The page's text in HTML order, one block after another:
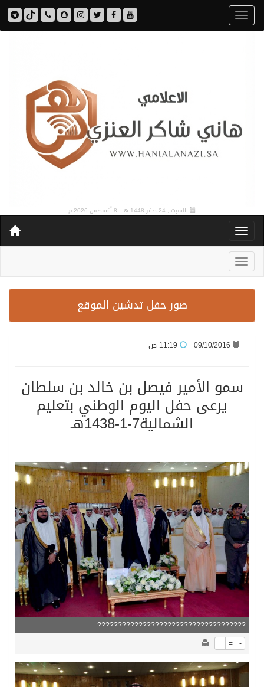
السبت , 24 صفر 1448 هـ , 8 أغسطس 2026 م
صور حفل تدشين الموقع
09/10/2016
سمو الأمير فيصل بن خالد بن سلطان
يرعى حفل اليوم الوطني بتعليم
الشمالية7-1-1438هـ
????????????????????????????????????
+ = -